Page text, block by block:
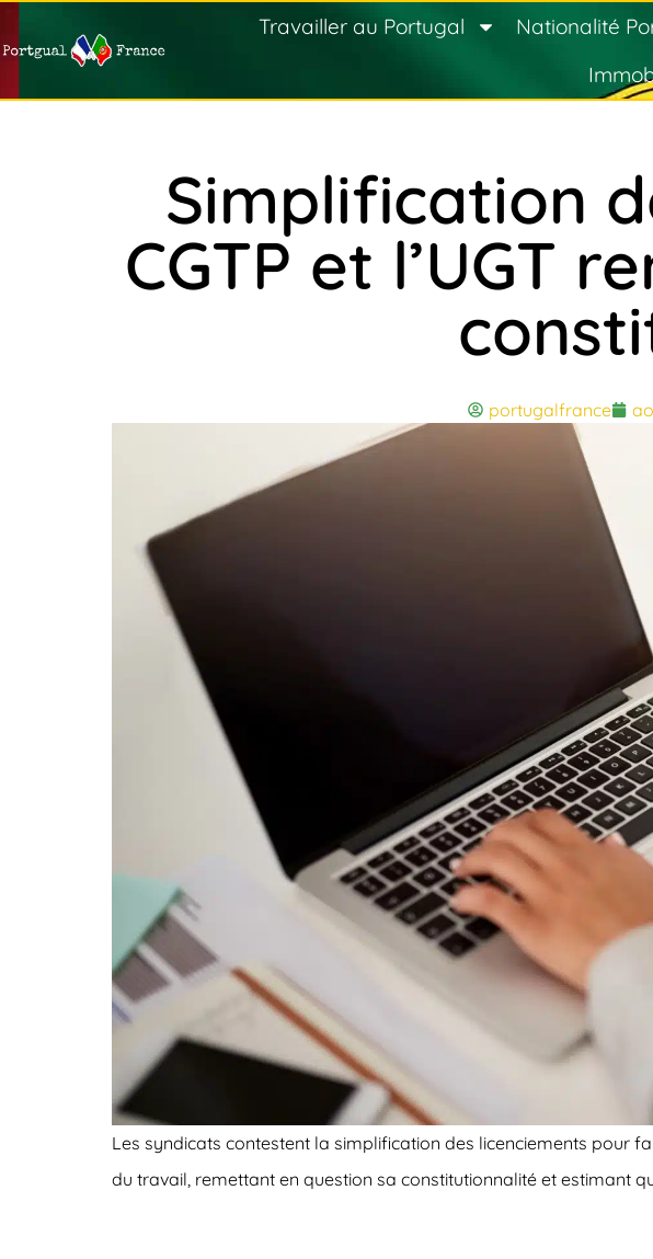
Travailler au Portugal Nationalité
Simplification
CGTP et l’UGT
portugalfrance
Les syndicats contestent la simplification des licenciements pour
du travail, remettant en question sa constitutionnalité et estimant